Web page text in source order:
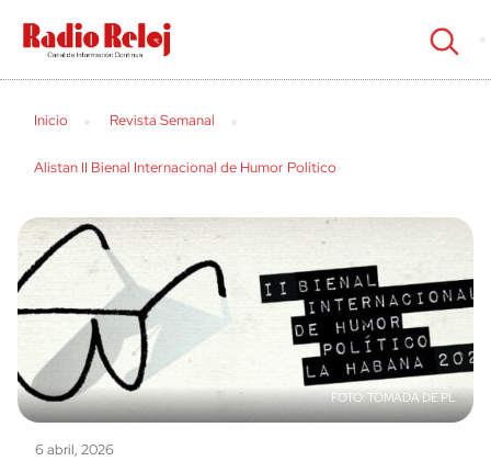
cerrar
Inicio Revista Semanal
Alistan II Bienal Internacional de Humor Político
TOMADA DE PL
6 abril, 2026